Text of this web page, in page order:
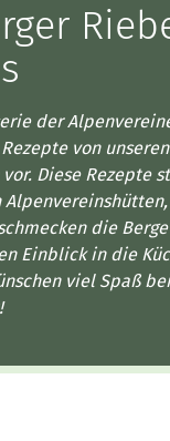
der
von unseren
Diese Rezepte
die
Einblick in die
viel Spaß